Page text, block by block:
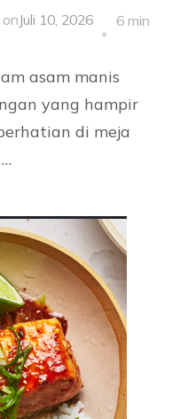
Juli 10, 2026
6 min
asam manis
yang hampir
di meja